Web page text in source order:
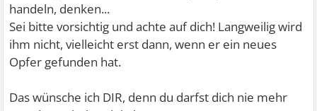
handeln, denken...
Sei bitte vorsichtig und achte auf dich! Langweilig wird
ihm nicht, vielleicht erst dann, wenn er ein neues
Opfer gefunden hat.
Das wünsche ich DIR, denn du darfst dich nie mehr